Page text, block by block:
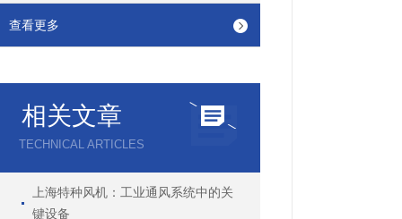
查看更多
相关文章
TECHNICAL ARTICLES
上海特种风机：工业通风系统中的关
键设备